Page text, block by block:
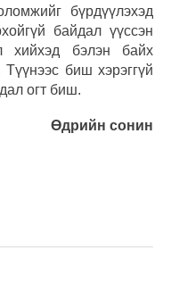
бүрдүүлэхэд
байдал үүссэн
хийхэд бэлэн байх
Түүнээс биш хэрэггүй
огт биш.
Өдрийн сонин